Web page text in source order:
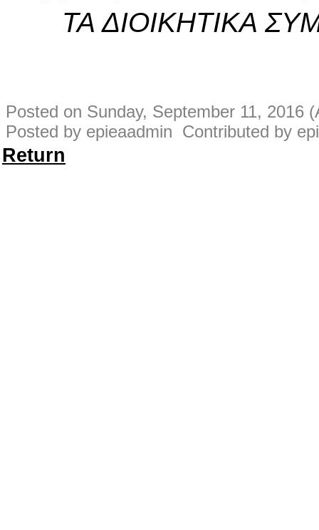
ΤΑ ΔΙΟΙΚΗΤΙΚΑ
Posted on Sunday, September 11, 2016
Posted by epieaadmin Contributed by
Return